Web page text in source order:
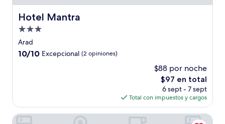
Hotel Mantra
Hotel Mantra
Propiedad
de
3.0
Arad
10.0
10/10 Excepcional (2 opiniones)
$88 por noche
El
precio
actual
es
de
$97 en total
6 sept - 7 sept
Total con impuestos y cargos
ARI - ARED Luxurious Apartments